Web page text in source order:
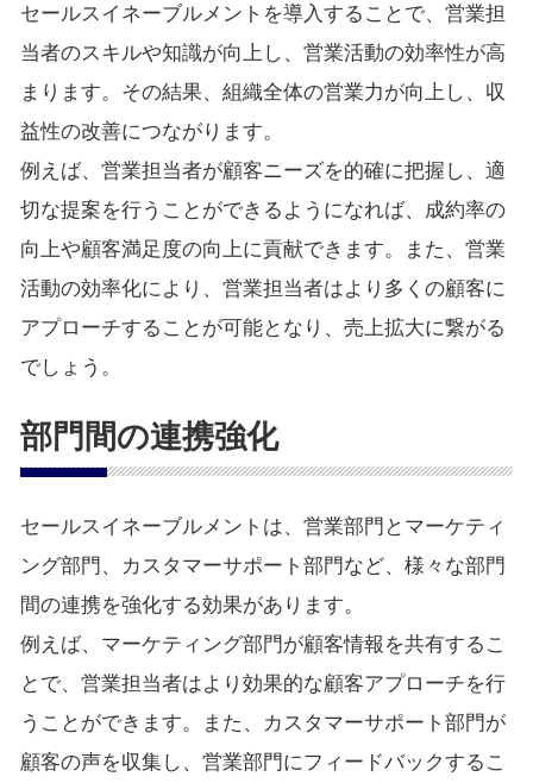
セールスイネーブルメントを導入することで、営業担
当者のスキルや知識が向上し、営業活動の効率性が高
まります。その結果、組織全体の営業力が向上し、収
益性の改善につながります。
例えば、営業担当者が顧客ニーズを的確に把握し、適
切な提案を行うことができるようになれば、成約率の
向上や顧客満足度の向上に貢献できます。また、営業
活動の効率化により、営業担当者はより多くの顧客に
アプローチすることが可能となり、売上拡大に繋がる
でしょう。
部門間の連携強化
セールスイネーブルメントは、営業部門とマーケティ
ング部門、カスタマーサポート部門など、様々な部門
間の連携を強化する効果があります。
例えば、マーケティング部門が顧客情報を共有するこ
とで、営業担当者はより効果的な顧客アプローチを行
うことができます。また、カスタマーサポート部門が
顧客の声を収集し、営業部門にフィードバックするこ